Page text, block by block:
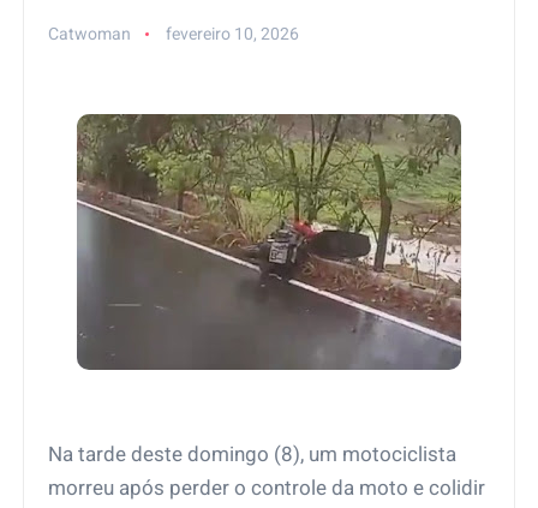
Catwoman fevereiro 10, 2026
Na tarde deste domingo (8), um motociclista
morreu após perder o controle da moto e colidir